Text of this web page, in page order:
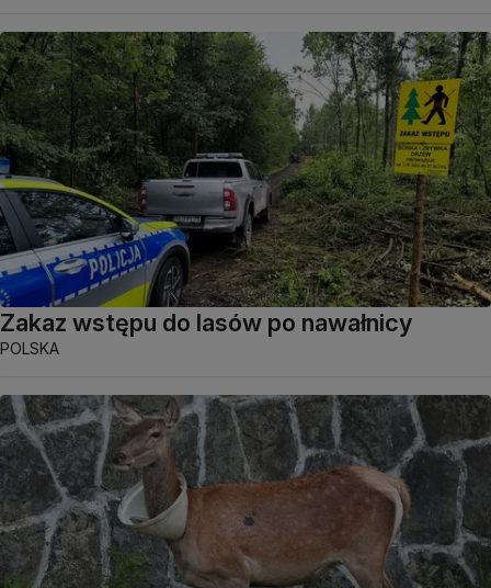
Zakaz wstępu do lasów po nawałnicy
POLSKA